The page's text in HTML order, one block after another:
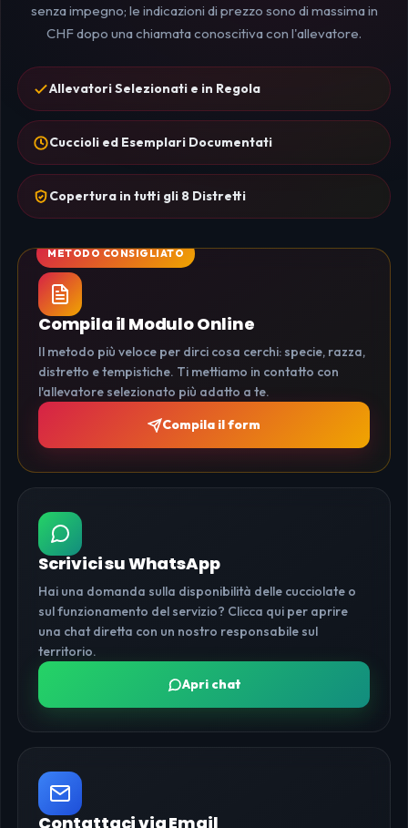
senza impegno; le indicazioni di prezzo sono di massima in
CHF dopo una chiamata conoscitiva con l'allevatore.
Allevatori Selezionati e in Regola
Cuccioli ed Esemplari Documentati
Copertura in tutti gli 8 Distretti
Compila il Modulo Online
Il metodo più veloce per dirci cosa cerchi: specie, razza,
distretto e tempistiche. Ti mettiamo in contatto con
l'allevatore selezionato più adatto a te.
Compila il form
Scrivici su WhatsApp
Hai una domanda sulla disponibilità delle cucciolate o
sul funzionamento del servizio? Clicca qui per aprire
una chat diretta con un nostro responsabile sul
territorio.
Apri chat
Contattaci via Email